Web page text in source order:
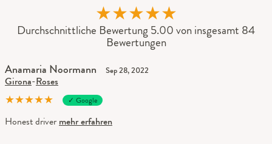
★★★★★
Durchschnittliche Bewertung 5.00 von insgesamt 84
Bewertungen
Anamaria Noormann Sep 28, 2022
Girona-Roses
★★★★★ ✓ Google
Honest driver mehr erfahren